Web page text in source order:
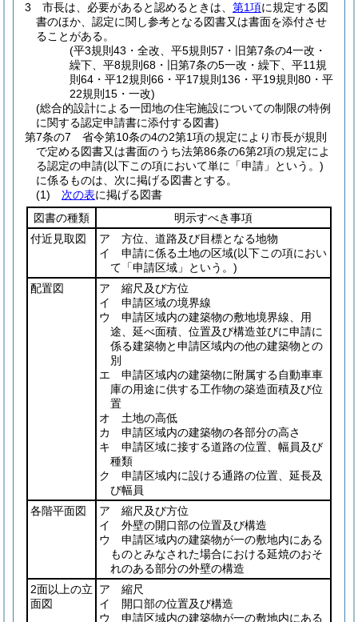
3
市長は、必要があると認めるときは、 第1項に規定する図
書のほか、認定に関し参考となる図書又は書面を添付させ
ることがある。
(平3規則43・全改、平5規則57・旧第7条の4一改・
繰下、平8規則68・旧第7条の5一改・繰下、平11規
則64・平12規則66・平17規則136・平19規則80・平
22規則15・一改)
(総合的設計による一団地の住宅施設についての制限の特例
に関する認定申請書に添付する図書)
第7条の7
省令第10条の4の2第1項の規定により市長が規則
で定める図書又は書面のうち法第86条の6第2項の規定によ
る認定の申請(以下この項において単に「申請」という。)
に係るものは、次に掲げる図書とする。
(1)
次の表に掲げる図書
図書の種類
明示すべき事項
付近見取図
ア 方位、道路及び目標となる地物
イ 申請に係る土地の区域(以下この項におい
て「申請区域」という。)
配置図
ア 縮尺及び方位
イ 申請区域の境界線
ウ 申請区域内の建築物の敷地境界線、用
途、延べ面積、位置及び構造並びに申請に
係る建築物と申請区域内の他の建築物との
別
エ 申請区域内の建築物に附属する自動車車
庫の用途に供する工作物の築造面積及び位
置
オ 土地の高低
カ 申請区域内の建築物の各部分の高さ
キ 申請区域に接する道路の位置、幅員及び
種類
ク 申請区域内に設ける通路の位置、延長及
び幅員
各階平面図
ア 縮尺及び方位
イ 外壁の開口部の位置及び構造
ウ 申請区域内の建築物が一の敷地内にある
ものとみなされた場合における延焼のおそ
れのある部分の外壁の構造
2面以上の立
面図
ア 縮尺
イ 開口部の位置及び構造
ウ 申請区域内の建築物が一の敷地内にある